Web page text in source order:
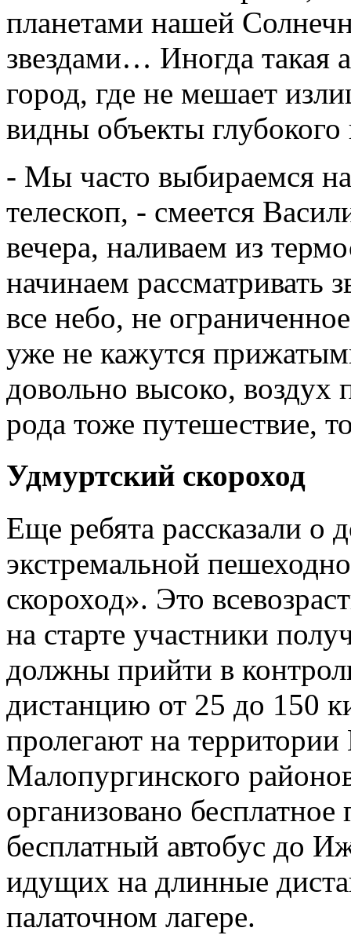
планетами нашей
звездами… Иногда такая
город, где не мешает
видны объекты глубокого
- Мы часто выбираемся
телескоп, - смеется
вечера, наливаем из
начинаем рассматривать
все небо, не
уже не кажутся
довольно высоко, воздух
рода тоже путешествие,
Удмуртский скороход
Еще ребята рассказали о
экстремальной
скороход». Это
на старте участники
должны прийти в
дистанцию от 25 до 150
пролегают на
Малопургинского
организовано
бесплатный автобус до
идущих на длинные
палаточном лагере.